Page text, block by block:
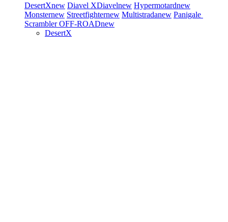
DesertXnew Diavel XDiavelnew Hypermotardnew
Monsternew Streetfighternew Multistradanew Panigale
ScramblerOFF-ROADnew
DesertX